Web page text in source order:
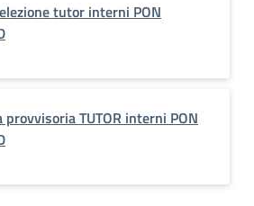
tutor interni PON
TUTOR interni PON